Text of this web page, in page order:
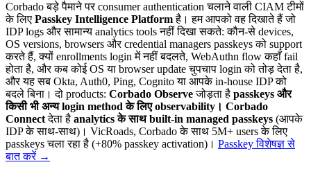
Corbado बड़े पैमाने पर consumer authentication चलाने वाली CIAM टीमों
के लिए Passkey Intelligence Platformहै। हम आपको वह दिखाते हैं जो
IDP logs और सामान्य analytics tools नहीं दिखा सकते: कौन-से devices,
OS versions, browsers और credential managers passkeys को support
करते हैं, क्यों enrollments login में नहीं बदलते, WebAuthn flow कहाँ fail
होता है, और कब कोई OS या browser update चुपचाप login को तोड़ देता है,
और यह सब Okta, Auth0, Ping, Cognito या आपके in-house IDP को
बदले बिना। दो products: Corbado Observeजोड़ता है passkeys और
किसी भी अन्य login method के लिए observability। Corbado
Connectदेता है analytics के साथ built-in managed passkeys (आपके
IDP के साथ-साथ)। VicRoads, Corbado के साथ 5M+ users के लिए
passkeys चला रहा है (+80% passkey activation)। Passkey विशेषज्ञ से
बात करें→